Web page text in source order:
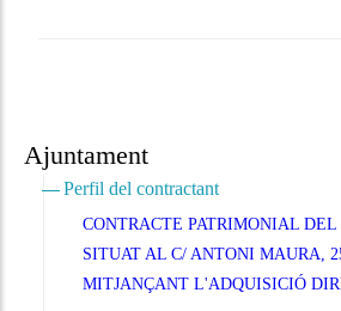
Ajuntament
Perfil del contractant
CONTRACTE PATRIMONIAL
SITUAT AL C/ ANTONI MAURA,
MITJANÇANT L'ADQUISICIÓ